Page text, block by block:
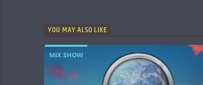
YOU MAY ALSO LIKE
MIX SHOW